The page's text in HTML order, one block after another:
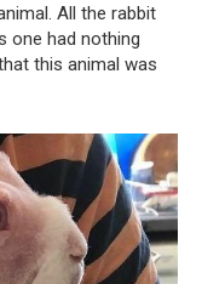
All the rabbit
one had nothing
this animal was